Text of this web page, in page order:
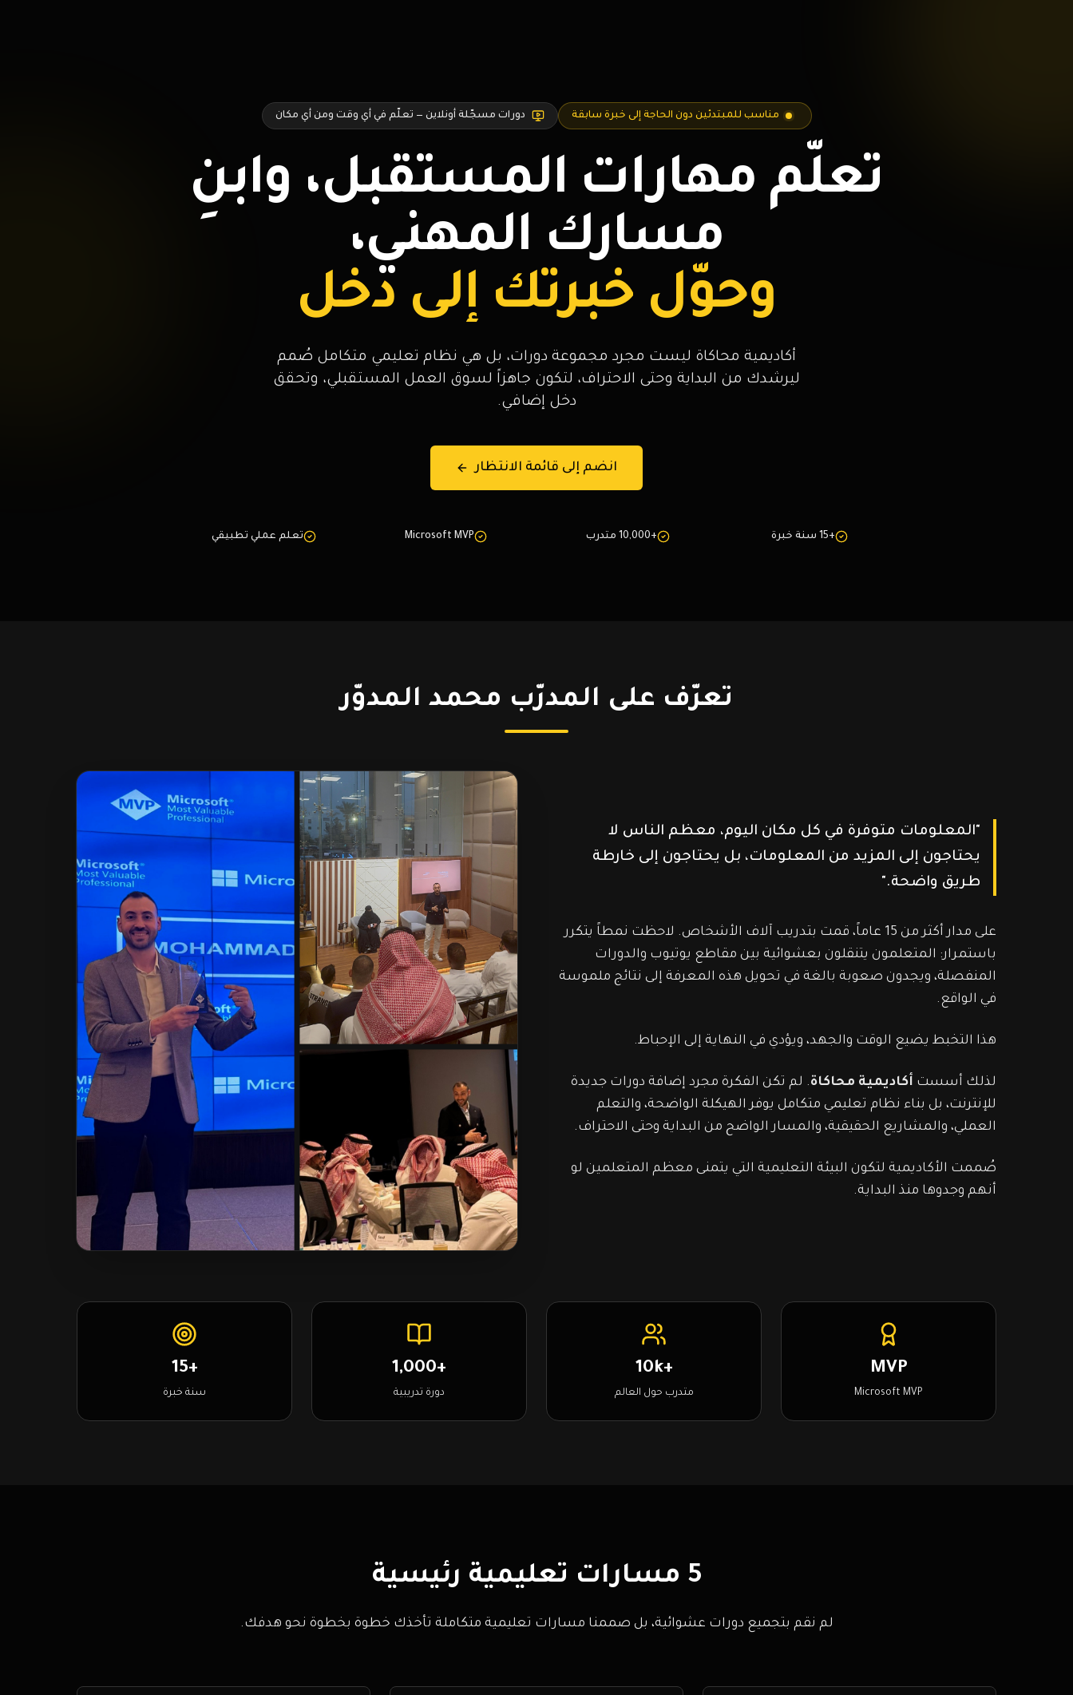
مناسب للمبتدئين دون الحاجة إلى خبرة سابقة دورات مسجّلة أونلاين — تعلّم في أي وقت ومن أي مكان
تعلّم مهارات المستقبل، وابنِ
مسارك المهني،
وحوّل خبرتك إلى دخل
أكاديمية محاكاة ليست مجرد مجموعة دورات، بل هي نظام تعليمي متكامل صُمم
ليرشدك من البداية وحتى الاحتراف، لتكون جاهزاً لسوق العمل المستقبلي، وتحقق
دخل إضافي.
انضم إلى قائمة الانتظار
+15 سنة خبرة +10,000 متدرب Microsoft MVP تعلم عملي تطبيقي
تعرّف على المدرّب محمد المدوّر
"المعلومات متوفرة في كل مكان اليوم، معظم الناس لا
يحتاجون إلى المزيد من المعلومات، بل يحتاجون إلى خارطة
طريق واضحة."
على مدار أكثر من 15 عاماً، قمت بتدريب آلاف الأشخاص. لاحظت نمطاً يتكرر
باستمرار: المتعلمون يتنقلون بعشوائية بين مقاطع يوتيوب والدورات
المنفصلة، ويجدون صعوبة بالغة في تحويل هذه المعرفة إلى نتائج ملموسة
في الواقع.
هذا التخبط يضيع الوقت والجهد، ويؤدي في النهاية إلى الإحباط.
لذلك أسست أكاديمية محاكاة. لم تكن الفكرة مجرد إضافة دورات جديدة
للإنترنت، بل بناء نظام تعليمي متكامل يوفر الهيكلة الواضحة، والتعلم
العملي، والمشاريع الحقيقية، والمسار الواضح من البداية وحتى الاحتراف.
صُممت الأكاديمية لتكون البيئة التعليمية التي يتمنى معظم المتعلمين لو
أنهم وجدوها منذ البداية.
MVP
Microsoft MVP
+10k
متدرب حول العالم
+1,000
دورة تدريبية
+15
سنة خبرة
5 مسارات تعليمية رئيسية
لم نقم بتجميع دورات عشوائية، بل صممنا مسارات تعليمية متكاملة تأخذك خطوة بخطوة نحو هدفك.